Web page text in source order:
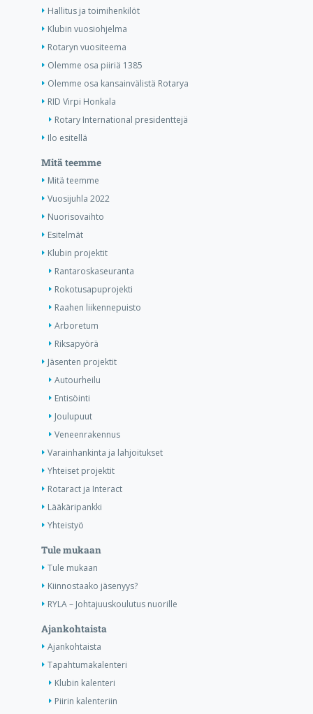
Hallitus ja toimihenkilöt
Klubin vuosiohjelma
Rotaryn vuositeema
Olemme osa piiriä 1385
Olemme osa kansainvälistä Rotarya
RID Virpi Honkala
Rotary International presidenttejä
Ilo esitellä
Mitä teemme
Mitä teemme
Vuosijuhla 2022
Nuorisovaihto
Esitelmät
Klubin projektit
Rantaroskaseuranta
Rokotusapuprojekti
Raahen liikennepuisto
Arboretum
Riksapyörä
Jäsenten projektit
Autourheilu
Entisöinti
Joulupuut
Veneenrakennus
Varainhankinta ja lahjoitukset
Yhteiset projektit
Rotaract ja Interact
Lääkäripankki
Yhteistyö
Tule mukaan
Tule mukaan
Kiinnostaako jäsenyys?
RYLA – Johtajuuskoulutus nuorille
Ajankohtaista
Ajankohtaista
Tapahtumakalenteri
Klubin kalenteri
Piirin kalenteriin